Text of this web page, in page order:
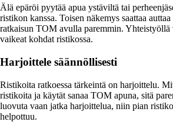
Älä epäröi pyytää apua ystäviltä tai
ristikon kanssa. Toisen näkemys saattaa
ratkaisun TOM avulla paremmin. Yhteistyöllä
vaikeat kohdat ristikossa.
Harjoittele säännöllisesti
Ristikoita ratkoessa tärkeintä on harjoittelu.
ristikoita ja käytät sanaa TOM apuna, sitä
luovuta vaan jatka harjoittelua, niin pian
helpottuu.